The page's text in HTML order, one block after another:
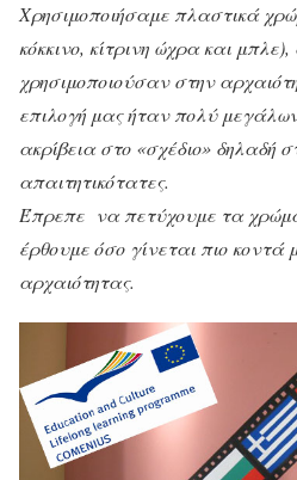
Χρησιμοποιήσαμε πλαστικά
κόκκινο, κίτρινη ώχρα και
χρησιμοποιούσαν στην
επιλογή μας ήταν πολύ μεγάλων
ακρίβεια στο «σχέδιο» δηλαδή
απαιτητικότατες.
Έπρεπε να πετύχουμε τα
έρθουμε όσο γίνεται πιο κοντά
αρχαιότητας.